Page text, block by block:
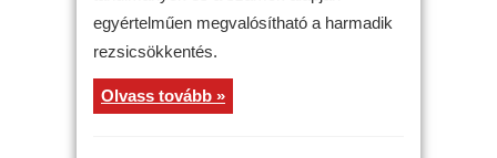
egyértelműen megvalósítható a harmadik
rezsicsökkentés.
Olvass tovább »